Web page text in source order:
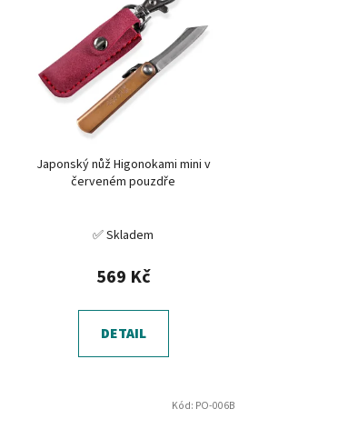
Japonský nůž Higonokami mini v
červeném pouzdře
✅ Skladem
569 Kč
DETAIL
Kód: PO-006B